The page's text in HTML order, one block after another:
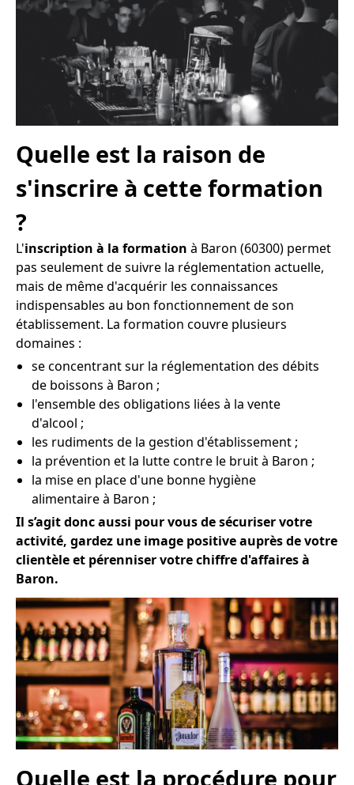
Quelle est la raison de
s'inscrire à cette formation
?
L'inscription à la formation à Baron (60300) permet
pas seulement de suivre la réglementation actuelle,
mais de même d'acquérir les connaissances
indispensables au bon fonctionnement de son
établissement. La formation couvre plusieurs
domaines :
se concentrant sur la réglementation des débits
de boissons à Baron ;
l'ensemble des obligations liées à la vente
d'alcool ;
les rudiments de la gestion d'établissement ;
la prévention et la lutte contre le bruit à Baron ;
la mise en place d'une bonne hygiène
alimentaire à Baron ;
Il s’agit donc aussi pour vous de sécuriser votre
activité, gardez une image positive auprès de votre
clientèle et pérenniser votre chiffre d'affaires à
Baron.
Quelle est la procédure pour